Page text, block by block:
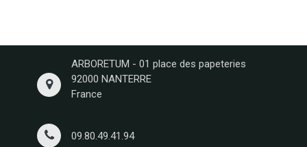
ARBORETUM - 01 place des papeteries
92000 NANTERRE
France
09.80.49.41.94